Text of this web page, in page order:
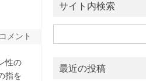
メント
性の
指を
サイト内検索
索:
最近の投稿